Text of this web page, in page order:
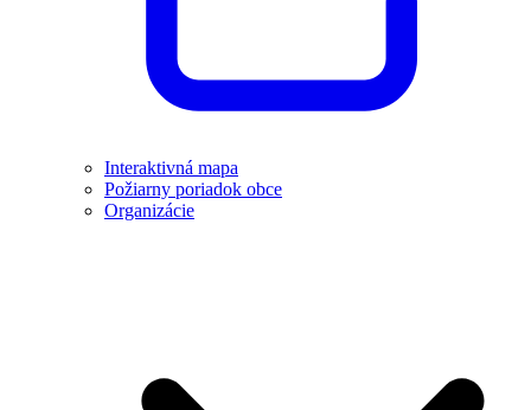
Interaktivná mapa
Požiarny poriadok obce
Organizácie